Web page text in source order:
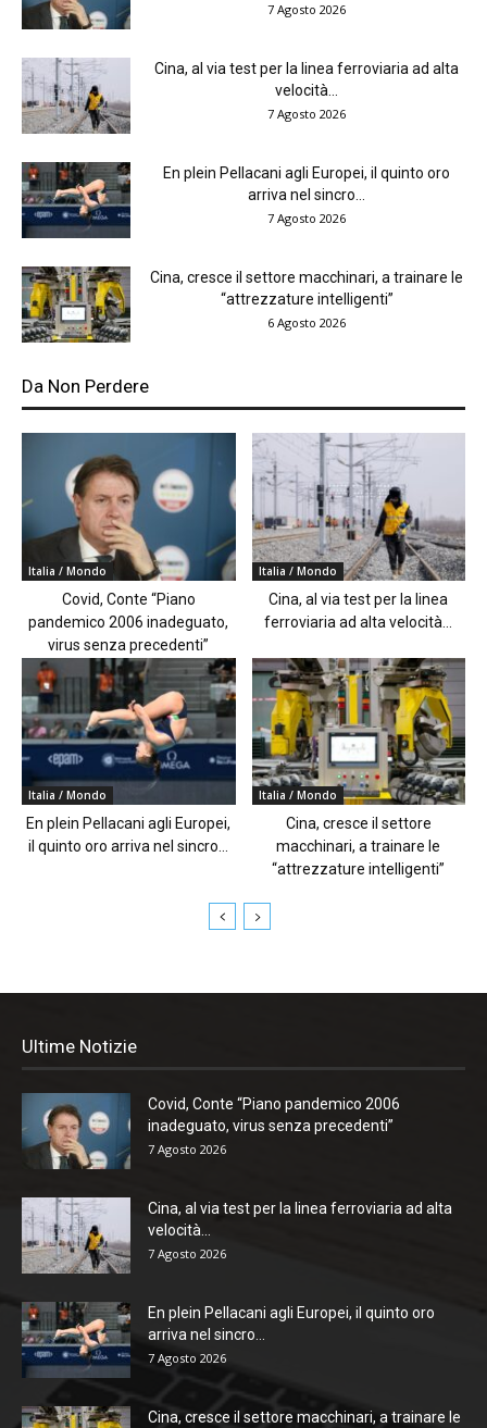
7 Agosto 2026
Cina, al via test per la linea ferroviaria ad alta
velocità...
7 Agosto 2026
En plein Pellacani agli Europei, il quinto oro
arriva nel sincro...
7 Agosto 2026
Cina, cresce il settore macchinari, a trainare le
“attrezzature intelligenti”
6 Agosto 2026
Da Non Perdere
Italia / Mondo
Covid, Conte “Piano
pandemico 2006 inadeguato,
virus senza precedenti”
Italia / Mondo
Cina, al via test per la linea
ferroviaria ad alta velocità...
Italia / Mondo
En plein Pellacani agli Europei,
il quinto oro arriva nel sincro...
Italia / Mondo
Cina, cresce il settore
macchinari, a trainare le
“attrezzature intelligenti”
Ultime Notizie
Covid, Conte “Piano pandemico 2006
inadeguato, virus senza precedenti”
7 Agosto 2026
Cina, al via test per la linea ferroviaria ad alta
velocità...
7 Agosto 2026
En plein Pellacani agli Europei, il quinto oro
arriva nel sincro...
7 Agosto 2026
Cina, cresce il settore macchinari, a trainare le